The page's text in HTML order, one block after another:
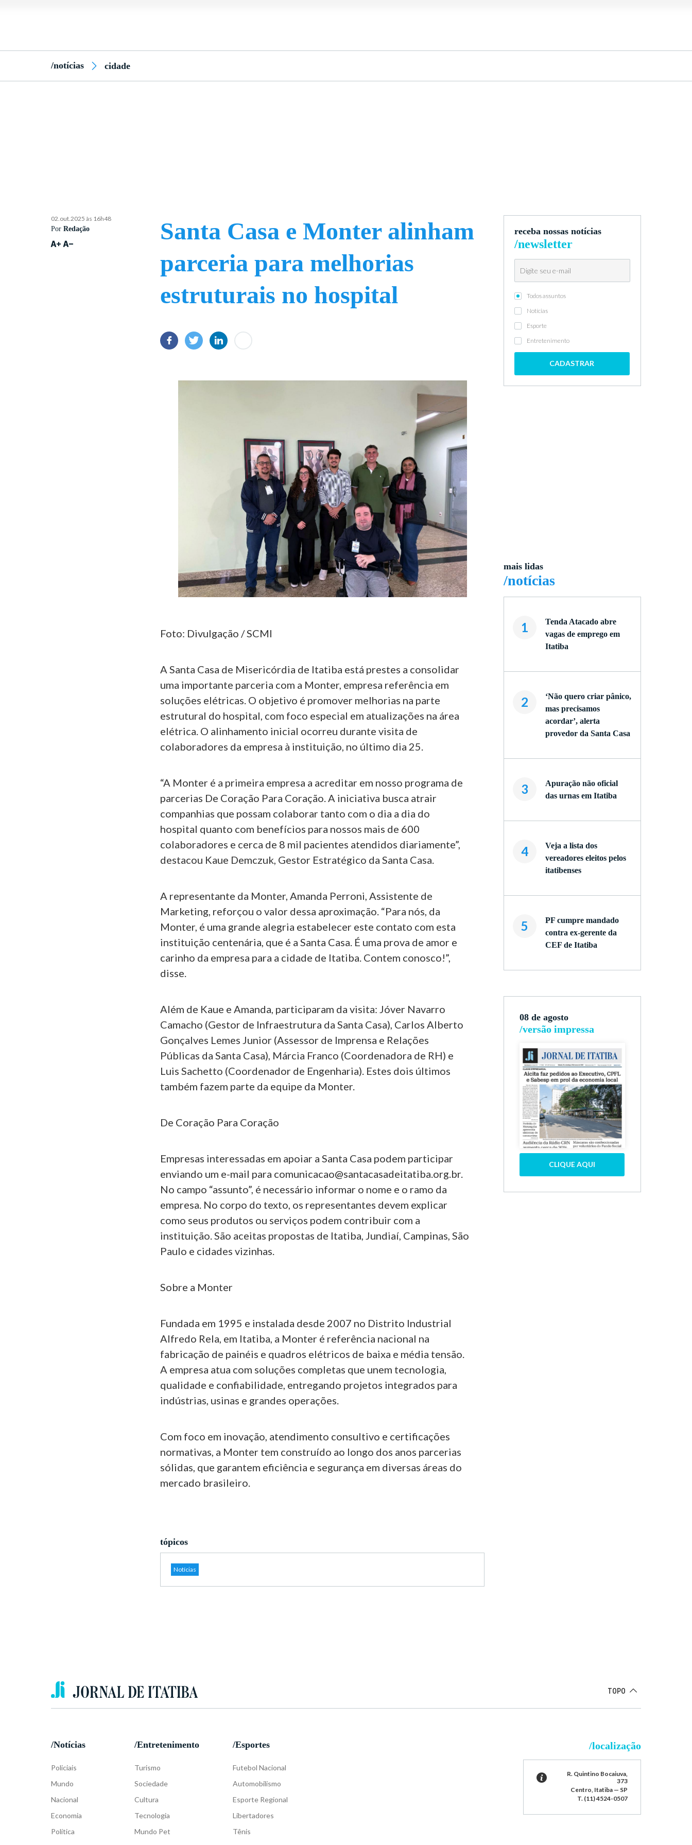
/notícias cidade
02.out.2025 às 16h48
PorRedação
Santa Casa e Monter alinham
parceria para melhorias
estruturais no hospital
Foto: Divulgação / SCMI
A Santa Casa de Misericórdia de Itatiba está prestes a consolidar
uma importante parceria com a Monter, empresa referência em
soluções elétricas. O objetivo é promover melhorias na parte
estrutural do hospital, com foco especial em atualizações na área
elétrica. O alinhamento inicial ocorreu durante visita de
colaboradores da empresa à instituição, no último dia 25.
“A Monter é a primeira empresa a acreditar em nosso programa de
parcerias De Coração Para Coração. A iniciativa busca atrair
companhias que possam colaborar tanto com o dia a dia do
hospital quanto com benefícios para nossos mais de 600
colaboradores e cerca de 8 mil pacientes atendidos diariamente”,
destacou Kaue Demczuk, Gestor Estratégico da Santa Casa.
A representante da Monter, Amanda Perroni, Assistente de
Marketing, reforçou o valor dessa aproximação. “Para nós, da
Monter, é uma grande alegria estabelecer este contato com esta
instituição centenária, que é a Santa Casa. É uma prova de amor e
carinho da empresa para a cidade de Itatiba. Contem conosco!”,
disse.
Além de Kaue e Amanda, participaram da visita: Jóver Navarro
Camacho (Gestor de Infraestrutura da Santa Casa), Carlos Alberto
Gonçalves Lemes Junior (Assessor de Imprensa e Relações
Públicas da Santa Casa), Márcia Franco (Coordenadora de RH) e
Luis Sachetto (Coordenador de Engenharia). Estes dois últimos
também fazem parte da equipe da Monter.
De Coração Para Coração
Empresas interessadas em apoiar a Santa Casa podem participar
enviando um e-mail para comunicacao@santacasadeitatiba.org.br.
No campo “assunto”, é necessário informar o nome e o ramo da
empresa. No corpo do texto, os representantes devem explicar
como seus produtos ou serviços podem contribuir com a
instituição. São aceitas propostas de Itatiba, Jundiaí, Campinas, São
Paulo e cidades vizinhas.
Sobre a Monter
Fundada em 1995 e instalada desde 2007 no Distrito Industrial
Alfredo Rela, em Itatiba, a Monter é referência nacional na
fabricação de painéis e quadros elétricos de baixa e média tensão.
A empresa atua com soluções completas que unem tecnologia,
qualidade e confiabilidade, entregando projetos integrados para
indústrias, usinas e grandes operações.
Com foco em inovação, atendimento consultivo e certificações
normativas, a Monter tem construído ao longo dos anos parcerias
sólidas, que garantem eficiência e segurança em diversas áreas do
mercado brasileiro.
tópicos
Notícias
receba nossas notícias
/newsletter
Todos assuntos
Notícias
Esporte
Entretenimento
CADASTRAR
mais lidas
/notícias
1
Tenda Atacado abre
vagas de emprego em
Itatiba
2
‘Não quero criar pânico,
mas precisamos
acordar’, alerta
provedor da Santa Casa
3
Apuração não oficial
das urnas em Itatiba
4
Veja a lista dos
vereadores eleitos pelos
itatibenses
5
PF cumpre mandado
contra ex-gerente da
CEF de Itatiba
08 de agosto
/versão impressa
CLIQUE AQUI
TOPO
/Notícias
Policiais
Mundo
Nacional
Economia
Política
/Entretenimento
Turismo
Sociedade
Cultura
Tecnologia
Mundo Pet
/Esportes
Futebol Nacional
Automobilismo
Esporte Regional
Libertadores
Tênis
/localização
R. Quintino Bocaiuva,
373
Centro, Itatiba — SP
T. (11) 4524-0507